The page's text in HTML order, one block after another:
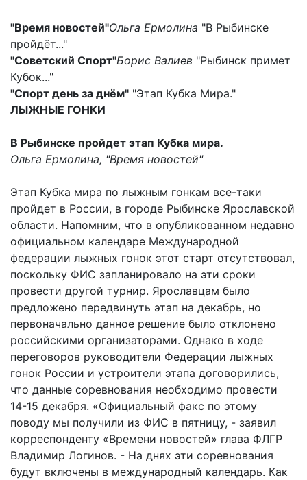
"Время новостей"Ольга Ермолина "В Рыбинске
пройдёт..."
"Советский Спорт"Борис Валиев "Рыбинск примет
Кубок..."
"Спорт день за днём" "Этап Кубка Мира."
ЛЫЖНЫЕ ГОНКИ
В Рыбинске пройдет этап Кубка мира.
Ольга Ермолина, "Время новостей"
Этап Кубка мира по лыжным гонкам все-таки
пройдет в России, в городе Рыбинске Ярославской
области. Напомним, что в опубликованном недавно
официальном календаре Международной
федерации лыжных гонок этот старт отсутствовал,
поскольку ФИС запланировало на эти сроки
провести другой турнир. Ярославцам было
предложено передвинуть этап на декабрь, но
первоначально данное решение было отклонено
российскими организаторами. Однако в ходе
переговоров руководители Федерации лыжных
гонок России и устроители этапа договорились,
что данные соревнования необходимо провести
14-15 декабря. «Официальный факс по этому
поводу мы получили из ФИС в пятницу, - заявил
корреспонденту «Времени новостей» глава ФЛГР
Владимир Логинов. - На днях эти соревнования
будут включены в международный календарь. Как